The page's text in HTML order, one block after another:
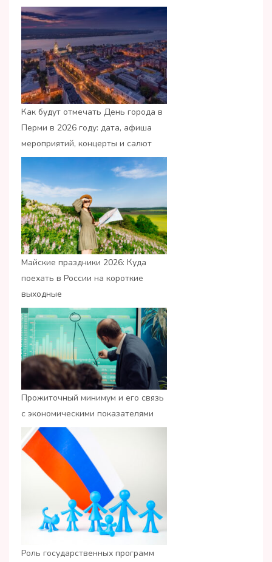
Как будут отмечать День города в
Перми в 2026 году: дата, афиша
мероприятий, концерты и салют
Майские праздники 2026: Куда
поехать в России на короткие
выходные
Прожиточный минимум и его связь
с экономическими показателями
Роль государственных программ